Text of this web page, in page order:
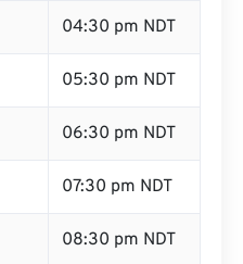
04:30 pm NDT
05:30 pm NDT
06:30 pm NDT
07:30 pm NDT
08:30 pm NDT